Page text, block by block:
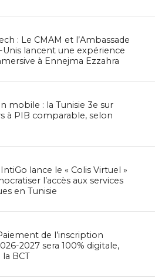
: Le CMAM et l’Ambassade
Unis lancent une expérience
à Ennejma Ezzahra
mobile : la Tunisie 3e sur
à PIB comparable, selon
IntiGo lance le « Colis Virtuel »
l’accès aux services
en Tunisie
de l’inscription
2027 sera 100% digitale,
BCT